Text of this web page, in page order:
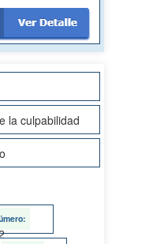
la culpabilidad